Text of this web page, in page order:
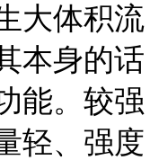
大体积流
本身的话
能。较强
轻、强度